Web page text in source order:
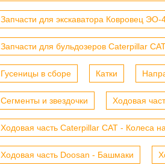
Запчасти для экскаватора Ковровец ЭО-
Запчасти для бульдозеров Caterpillar
Гусеницы в сборе Катки
Сегменты и звездочки Ходовая
Ходовая часть Caterpillar CAT - Колеса
Ходовая часть Doosan - Башмаки